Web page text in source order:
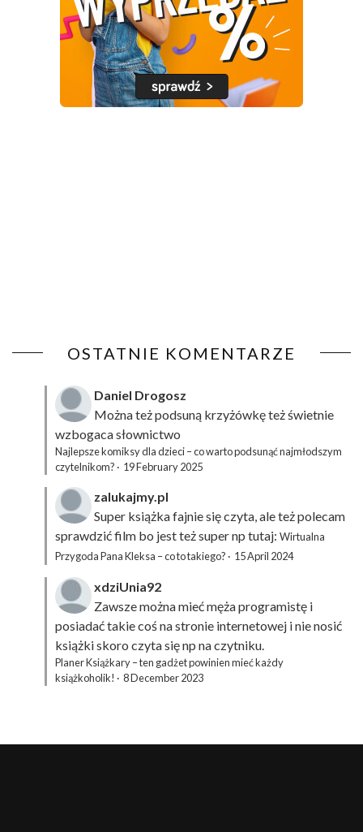
OSTATNIE KOMENTARZE
Daniel Drogosz
Można też podsuną krzyżówkęteż świetnie
wzbogaca słownictwo
Najlepsze komiksy dla dzieci – co warto podsunąć najmłodszym
czytelnikom? · 19 February 2025
zalukajmy.pl
Super książka fajnie się czyta, ale też polecam
sprawdzić film bo jest też super np tutaj: Wirtualna
Przygoda Pana Kleksa – co to takiego? · 15 April 2024
xdziUnia92
Zawsze można mieć męża programistę i
posiadać takie coś na stronie internetowej i nie nosić
książki skoro czyta się np na czytniku.
Planer Książkary – ten gadżet powinien mieć każdy
książkoholik! · 8 December 2023